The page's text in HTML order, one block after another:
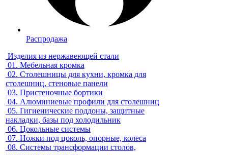
Распродажа
Изделия из нержавеющей стали
01. Мебельная кромка
02. Столешницы для кухни, кромка для
столешниц, стеновые панели
03. Пристеночные бортики
04. Алюминиевые профили для столешниц
05. Гигиенические поддоны, защитные
накладки, базы под холодильник
06. Цокольные системы
07. Ножки под цоколь, опорные, колеса
08. Системы трансформации столов,